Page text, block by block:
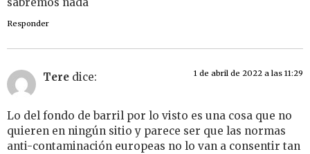
Responder
Tere dice: 1 de abril de 2022 a las 11:29
Lo del fondo de barril por lo visto es una cosa que no
quieren en ningún sitio y parece ser que las normas
anti-contaminación europeas no lo van a consentir tan